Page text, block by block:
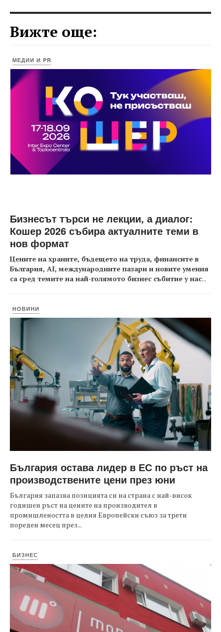
Вижте още:
МЕДИИ И PR
Бизнесът търси не лекции, а диалог:
Кошер 2026 събира актуалните теми в
нов формат
Цените на храните, бъдещето на труда, финансите в
България, AI, международните пазари и новите умения
са сред темите на най-голямото бизнес събитие у нас...
НОВИНИ
България остава лидер в ЕС по ръст на
производствените цени през юни
България запазва позицията си на страна с най-висок
годишен ръст на цените на производител в
промишлеността в целия Европейски съюз за трети
пореден месец през...
БИЗНЕС